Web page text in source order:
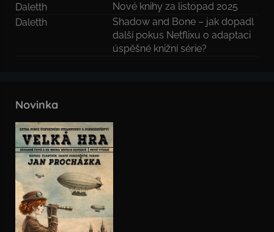
Daletth
Nové knihy za listopad 2025
Daletth
Shadow and Bone – jak dopadl
další pokus Netflixu o adaptaci
úspěšné knižní série?
Novinka